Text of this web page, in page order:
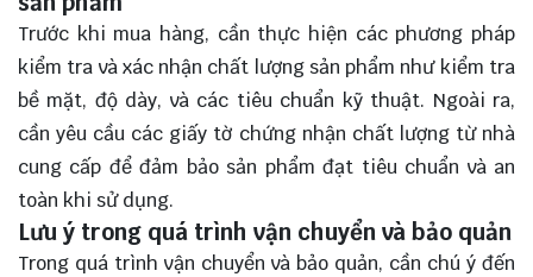
Trước khi mua hàng, cần thực hiện các phương pháp
kiểm tra và xác nhận chất lượng sản phẩm như kiểm tra
bề mặt, độ dày, và các tiêu chuẩn kỹ thuật. Ngoài ra,
cần yêu cầu các giấy tờ chứng nhận chất lượng từ nhà
cung cấp để đảm bảo sản phẩm đạt tiêu chuẩn và an
toàn khi sử dụng.
Lưu ý trong quá trình vận chuyển và bảo quản
Trong quá trình vận chuyển và bảo quản, cần chú ý đến